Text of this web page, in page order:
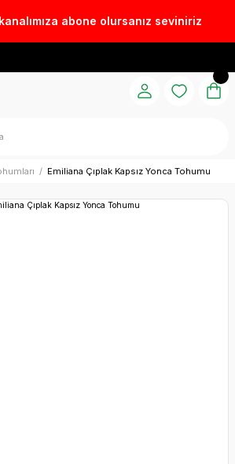
abone olursanız seviniriz
Emiliana Çıplak Kapsız Yonca Tohumu